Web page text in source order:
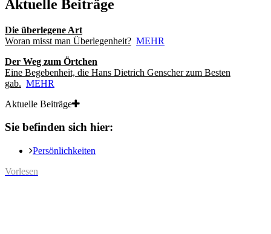
Aktuelle Beiträge
Die überlegene Art
Woran misst man Überlegenheit? MEHR
Der Weg zum Örtchen
Eine Begebenheit, die Hans Dietrich Genscher zum Besten
gab. MEHR
Aktuelle Beiträge
Sie befinden sich hier:
Persönlichkeiten
Vorlesen